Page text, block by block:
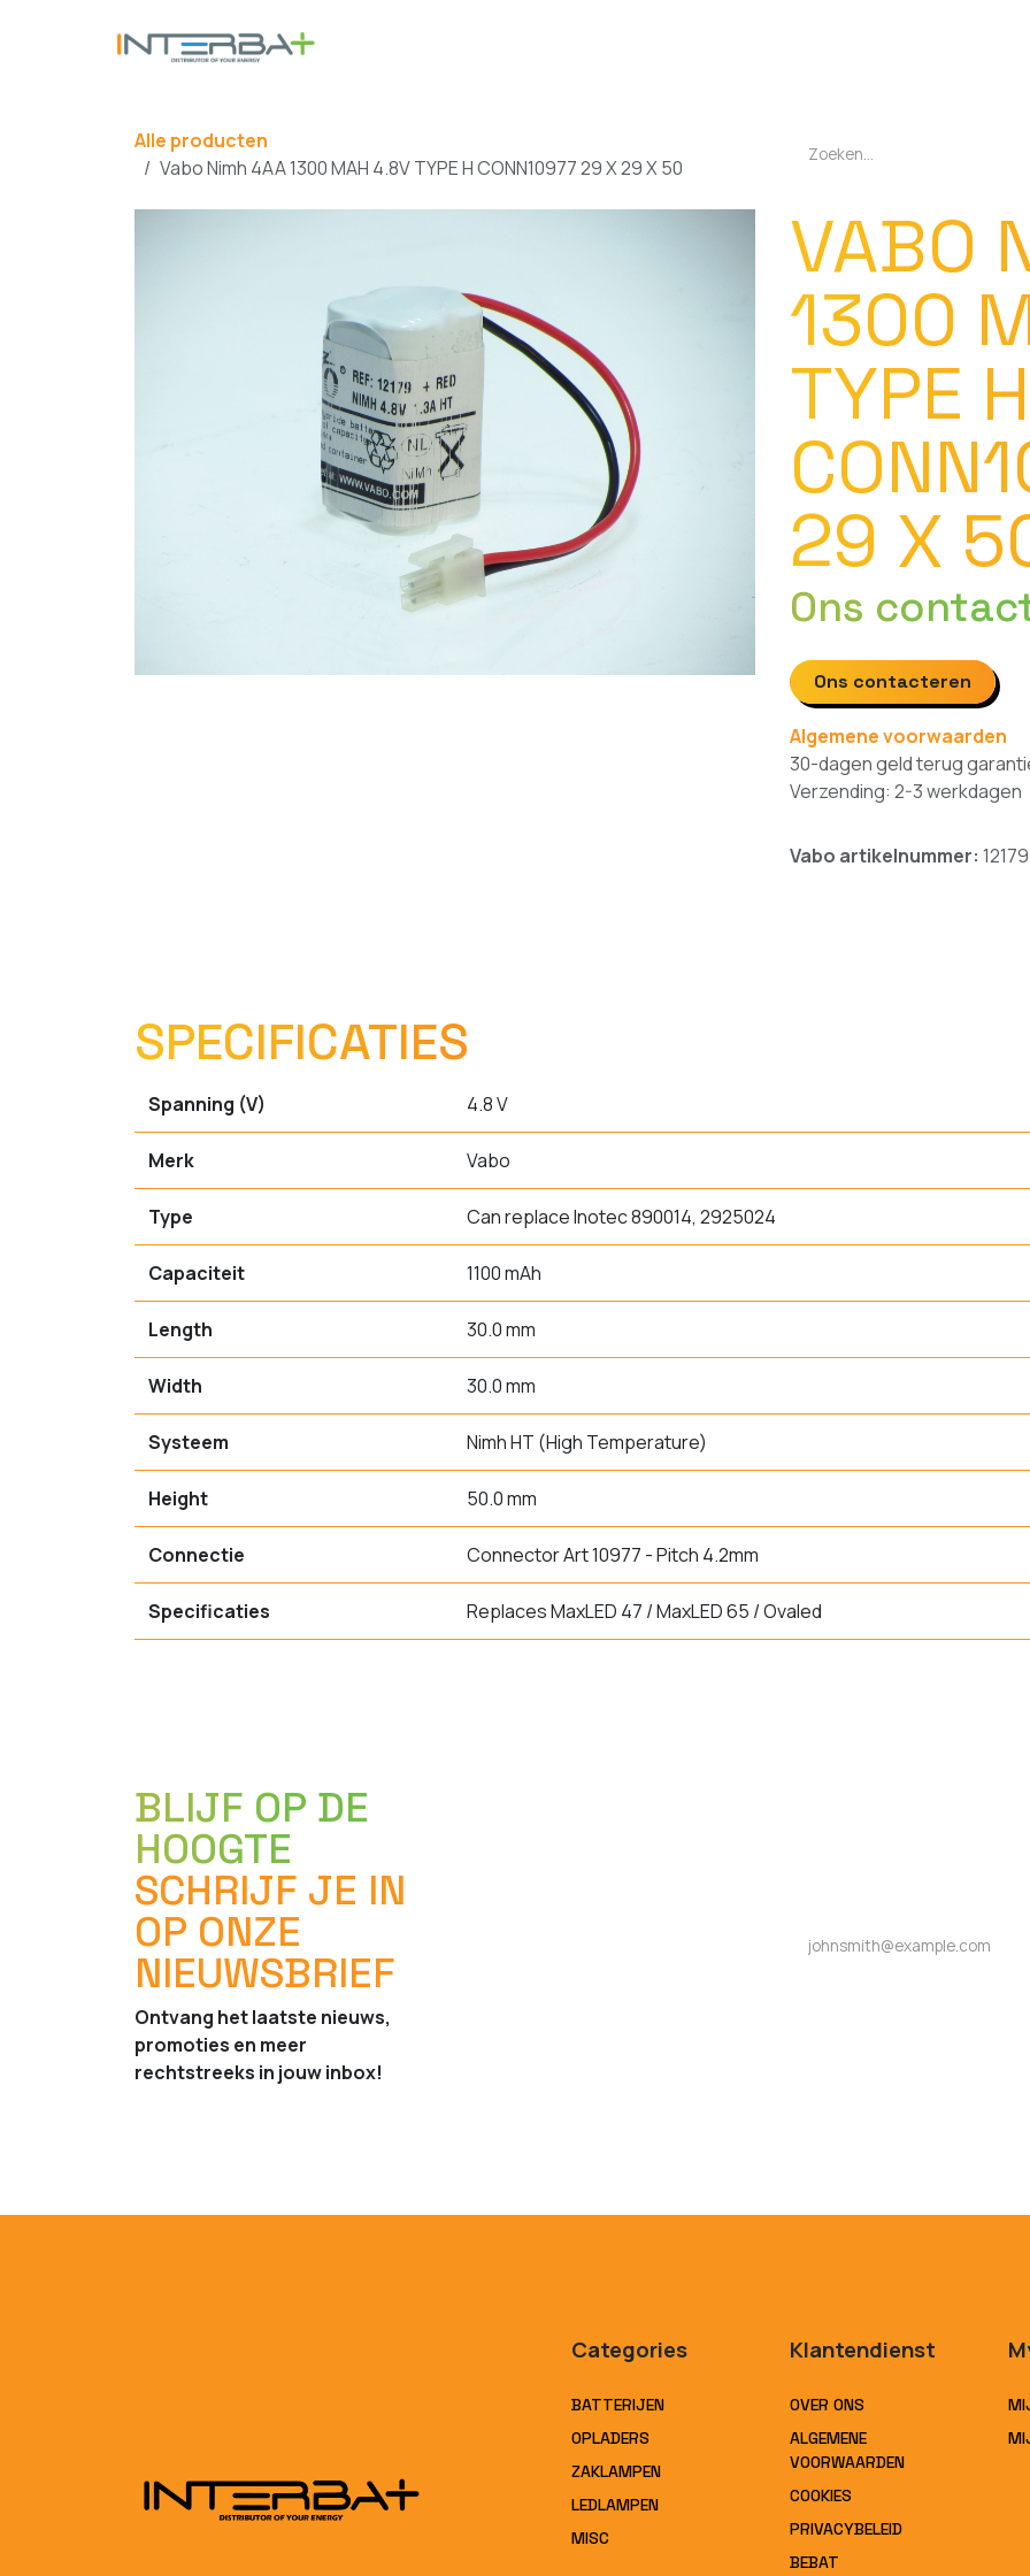
Alle producten
Vabo Nimh 4AA 1300 MAH 4.8V TYPE H CONN10977 29 X 29 X 50
VABO
1300
TYPE H
29 X
Ons
Ons contacteren
Algemene voorwaarden
30-dagen geld terug
Verzending: 2-3 werkdagen
Vabo artikelnummer: 12179
SPECIFICATIES
Spanning (V) 4.8 V
Merk Vabo
Type Can replace Inotec 890014, 2925024
Capaciteit 1100 mAh
Length 30.0 mm
Width 30.0 mm
Systeem Nimh HT (High Temperature)
Height 50.0 mm
Connectie Connector Art 10977 - Pitch 4.2mm
Specificaties Replaces MaxLED 47 / MaxLED 65 / Ovaled
BLIJF OP DE
HOOGTE
SCHRIJF JE IN
OP ONZE
NIEUWSBRIEF
Ontvang het laatste nieuws,
promoties en meer
rechtstreeks in jouw inbox!
Categories
BATTERIJEN
OPLADERS
ZAKLAMPEN
LEDLAMPEN
MISC
Klantendienst
OVER ONS
ALGEMENE
VOORWAARDEN
COOKIES
PRIVACYBELEID
BEBAT